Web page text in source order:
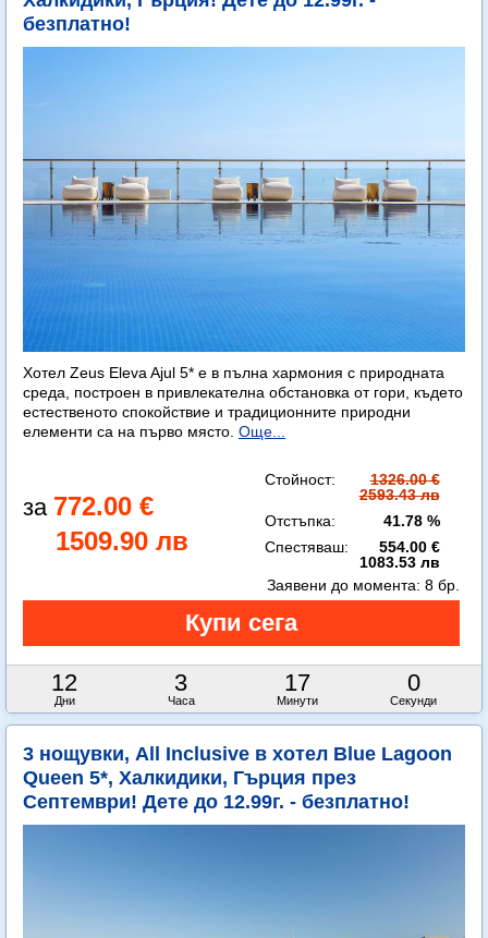
безплатно!
Хотел Zeus Eleva Ajul 5* е в пълна хармония с природната
среда, построен в привлекателна обстановка от гори, където
естественото спокойствие и традиционните природни
елементи са на първо място. Още...
772.00 €
1509.90 лв
Стойност:
1326.00 €
2593.43 лв
Отстъпка:
41.78 %
Спестяваш:
554.00 €
1083.53 лв
12
Дни
3
Часа
16
Минути
59
Секунди
Заявени до момента: 8 бр.
3 нощувки, All Inclusive в хотел Blue Lagoon
Queen 5*, Халкидики, Гърция през
Септември! Дете до 12.99г. - безплатно!